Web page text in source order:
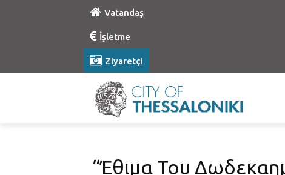
Vatandaş
İşletme
Ziyaretçi
“Έθιμα Του